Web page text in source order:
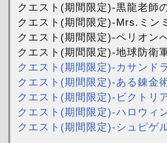
クエスト(期間限定)-黒龍老師
クエスト(期間限定)-Mrs.ミン
クエスト(期間限定)-ペリオン
クエスト(期間限定)-地球防衛
クエスト(期間限定)-カサンド
クエスト(期間限定)-ある錬金
クエスト(期間限定)-ビクトリ
クエスト(期間限定)-ハロウィ
クエスト(期間限定)-シュピゲ